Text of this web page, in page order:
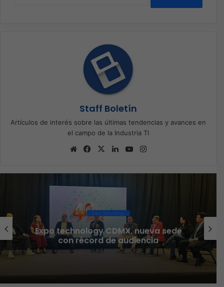
Staff Boletín
Artículos de interés sobre las últimas tendencias y avances en
el campo de la Industria TI
Sitio
Facebook
X LinkedInYouTube
Ciberseguridad
Veeam nombra a Fernando Zambrana
Country Manager para México